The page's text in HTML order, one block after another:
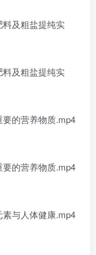
及粗盐提纯实
及粗盐提纯实
的营养物质.mp4
的营养物质.mp4
与人体健康.mp4